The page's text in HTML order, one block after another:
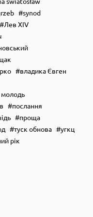
synod
Лев XIV
владика Євген
молодь
послання
проща
туск обнова
угкц
рік